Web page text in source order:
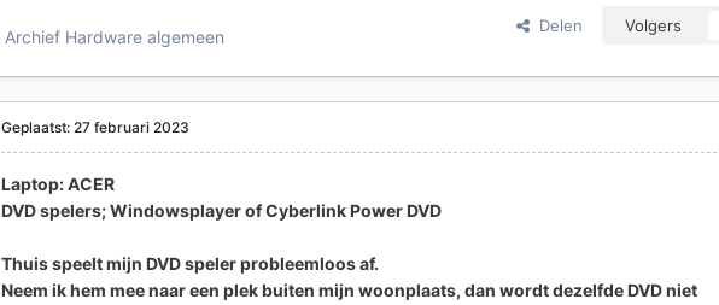
Archief Hardware algemeen
Delen Volgers
Geplaatst:27 februari 2023
Laptop: ACER
DVD spelers; Windowsplayer of Cyberlink Power DVD
Thuis speelt mijn DVD speler probleemloos af.
Neem ik hem mee naar een plek buiten mijn woonplaats, dan wordt dezelfde DVD niet